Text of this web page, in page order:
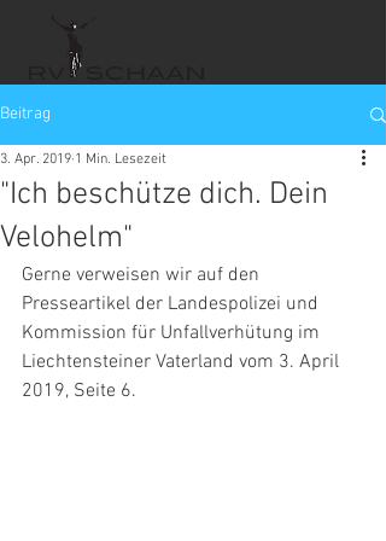
Beitrag
"Ich beschütze dich. Dein
Velohelm"
3. Apr. 2019 1 Min. Lesezeit
Gerne verweisen wir auf den
Presseartikel der Landespolizei und
Kommission für Unfallverhütung im
Liechtensteiner Vaterland vom 3. April
2019, Seite 6.